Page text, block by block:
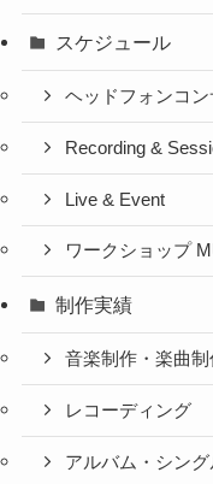
スケジュール
ヘッドフォンコ
Recording &
Live & Event
ワークショップ
制作実績
音楽制作・楽曲制
レコーディング
アルバム・シング